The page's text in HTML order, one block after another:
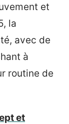
et
la
avec de
à
routine de
et